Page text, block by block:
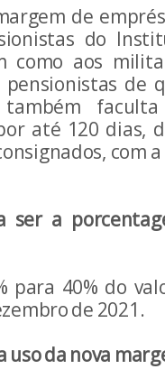
de
do
como aos
de
também
até 120 dias,
com
ser a
para 40% do
de 2021.
da nova